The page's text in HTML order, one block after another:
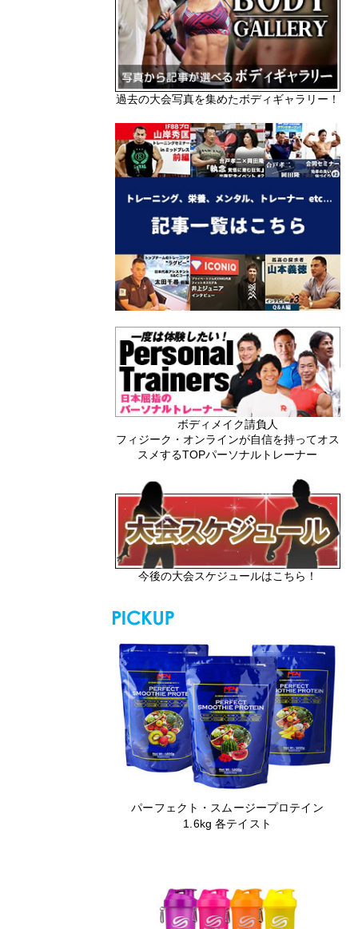
過去の大会写真を集めたボディギャラリー！
ボディメイク請負人
フィジーク・オンラインが自信を持ってオス
スメするTOPパーソナルトレーナー
今後の大会スケジュールはこちら！
パーフェクト・スムージープロテイン
1.6kg 各テイスト